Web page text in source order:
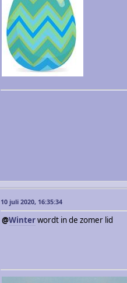
10 juli 2020, 16:35:34
@Winterwordt in de zomer lid